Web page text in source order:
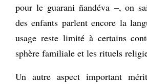
pour le guarani ñandéva –, on
des enfants parlent encore la
usage reste limité à certains
sphère familiale et les rituels
Un autre aspect important